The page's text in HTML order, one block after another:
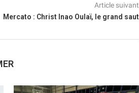
Article suivant
Mercato : Christ Inao Oulaï, le grand saut